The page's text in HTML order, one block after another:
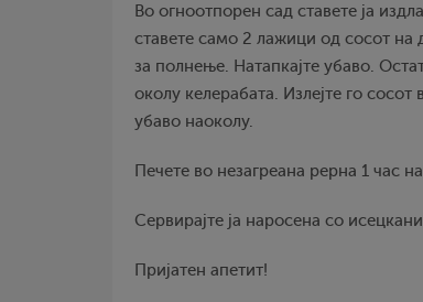
Во огноотпорен сад ставете ја
ставете само 2 лажици од сосот на
за полнење. Натапкајте убаво.
околу келерабата. Излејте го
убаво наоколу.
Печете во незагреана рерна 1 час
Сервирајте ја наросена со
Пријатен апетит!